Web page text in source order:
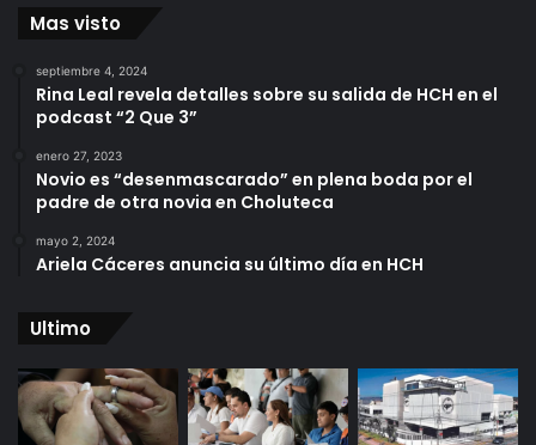
Mas visto
septiembre 4, 2024
Rina Leal revela detalles sobre su salida de HCH en el
podcast “2 Que 3”
enero 27, 2023
Novio es “desenmascarado” en plena boda por el
padre de otra novia en Choluteca
mayo 2, 2024
Ariela Cáceres anuncia su último día en HCH
Ultimo